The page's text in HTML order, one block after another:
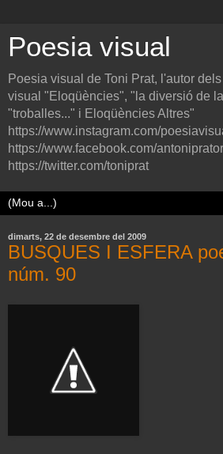
Poesia visual
Poesia visual de Toni Prat, l'autor
visual "Eloqüències", "la diversió de
"troballes..." i Eloqüències Altres"
https://www.instagram.com/
https://www.facebook.com/
https://twitter.com/toniprat
dimarts, 22 de desembre del 2009
BUSQUES I ESFERA
núm. 90